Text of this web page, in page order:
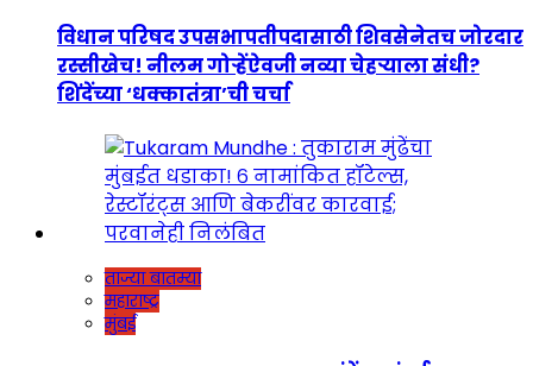
विधान परिषद उपसभापतीपदासाठी शिवसेनेतच जोरदार
रस्सीखेच! नीलम गोऱ्हेंऐवजी नव्या चेहऱ्याला संधी?
शिंदेंच्या ‘धक्कातंत्रा’ची चर्चा
ताज्या बातम्या
महाराष्ट्र
मुंबई